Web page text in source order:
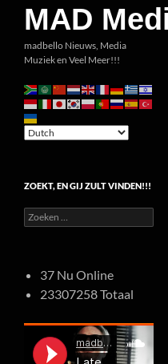
inhoud
MAD
Zoeken
madbello Nieuws, Media
Muziek en Veel Meer!!!
ZOEKT, EN GIJ ZULT VINDEN!!!
Zoeken
naar:
37 Nu Online
23307258 Totaal